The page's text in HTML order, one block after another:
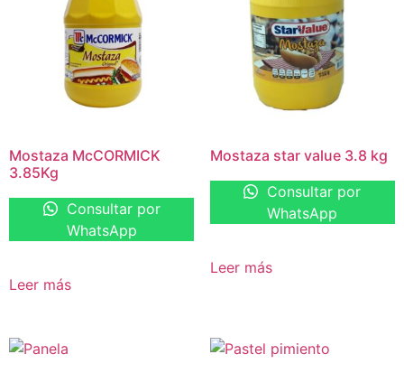
Mostaza McCORMICK
3.85Kg
Consultar por
WhatsApp
Leer más
Mostaza star value 3.8 kg
Consultar por
WhatsApp
Leer más